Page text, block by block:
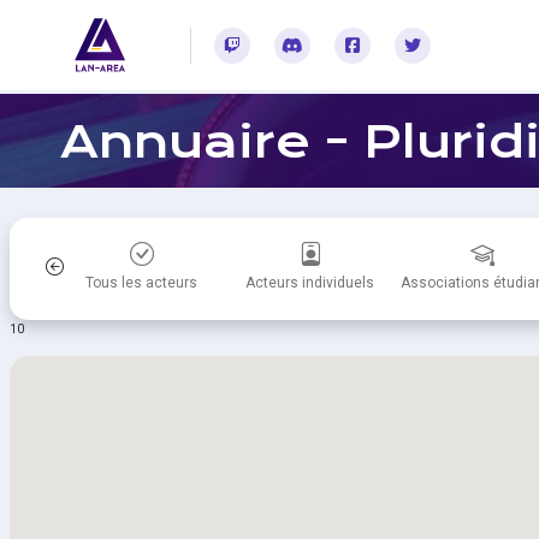
Rejoignez-vous sur Twitch
Rejoignez-vous sur Discord
Rejoignez-vous sur Facebook
Rejoignez-vous sur Twitter
Annuaire -
Tous les acteurs Acteurs individuels Associations
10